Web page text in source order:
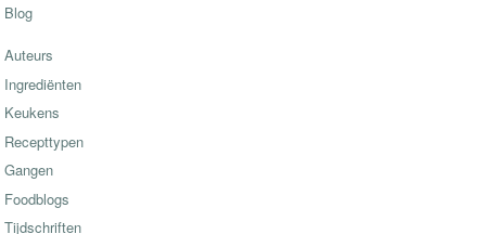
Blog
Auteurs
Ingrediënten
Keukens
Recepttypen
Gangen
Foodblogs
Tijdschriften